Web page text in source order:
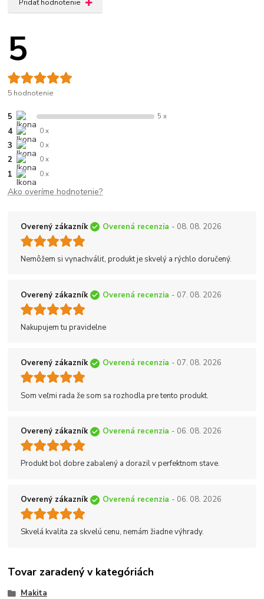
Pridať hodnotenie
5
5 hodnotenie
5 5 x
4 0 x
3 0 x
2 0 x
1 0 x
Ako overíme hodnotenie?
Overený zákazník Overená recenzia - 08. 08. 2026
Nemôžem si vynachváliť, produkt je skvelý a rýchlo doručený.
Overený zákazník Overená recenzia - 07. 08. 2026
Nakupujem tu pravidelne
Overený zákazník Overená recenzia - 07. 08. 2026
Som veľmi rada že som sa rozhodla pre tento produkt.
Overený zákazník Overená recenzia - 06. 08. 2026
Produkt bol dobre zabalený a dorazil v perfektnom stave.
Overený zákazník Overená recenzia - 06. 08. 2026
Skvelá kvalita za skvelú cenu, nemám žiadne výhrady.
Tovar zaradený v kategóriách
Makita